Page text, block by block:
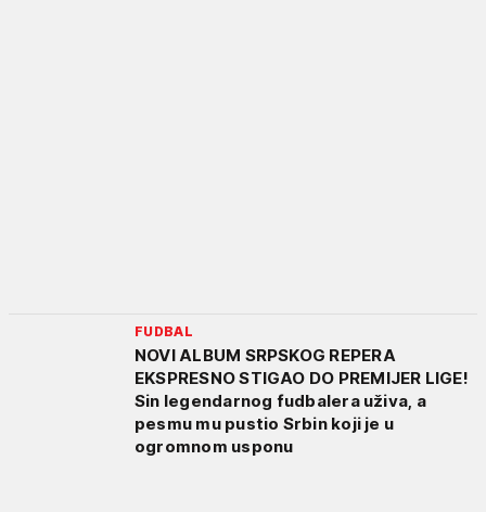
FUDBAL
NOVI ALBUM SRPSKOG REPERA
EKSPRESNO STIGAO DO PREMIJER LIGE!
Sin legendarnog fudbalera uživa, a
pesmu mu pustio Srbin koji je u
ogromnom usponu